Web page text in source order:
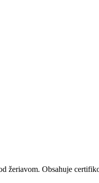
Obsahuje